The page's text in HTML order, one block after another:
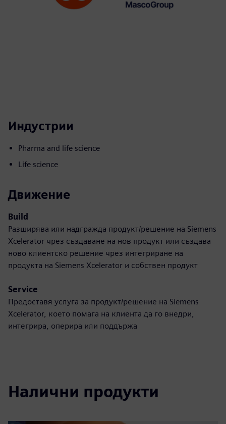
Индустрии
Pharma and life science
Life science
Движение
Build
Разширява или надгражда продукт/решение на Siemens
Xcelerator чрез създаване на нов продукт или създава
ново клиентско решение чрез интегриране на
продукта на Siemens Xcelerator и собствен продукт
Service
Предоставя услуга за продукт/решение на Siemens
Xcelerator, което помага на клиента да го внедри,
интегрира, оперира или поддържа
Налични продукти